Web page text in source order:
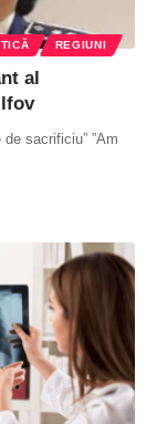
REGIUNI
al
de sacrificiu” ”Am